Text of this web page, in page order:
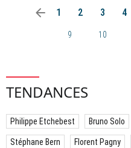
arrow_left 1 2 3 4
9 10
TENDANCES
Philippe Etchebest Bruno Solo
Stéphane Bern Florent Pagny